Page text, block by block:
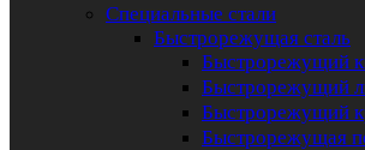
Специальные стали
Быстрорежущая сталь
Быстрорежущий
Быстрорежущий
Быстрорежущий
Быстрорежущая